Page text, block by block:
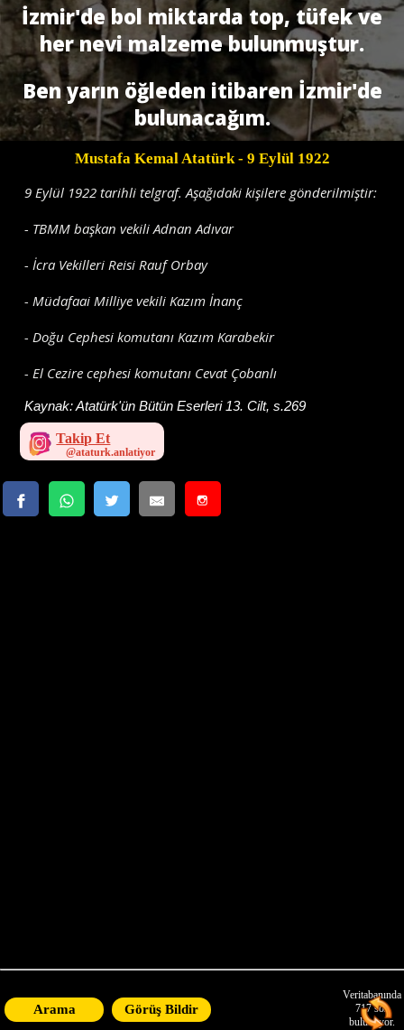
karşılaşacaksınız
İzmir'de bol miktarda top, tüfek ve
her nevi malzeme bulunmuştur.
Ben yarın öğleden itibaren İzmir'de
bulunacağım.
Mustafa Kemal Atatürk- 9 Eylül 1922
9 Eylül 1922 tarihli telgraf. Aşağıdaki kişilere gönderilmiştir:
- TBMM başkan vekili Adnan Adıvar
- İcra Vekilleri Reisi Rauf Orbay
- Müdafaai Milliye vekili Kazım İnanç
- Doğu Cephesi komutanı Kazım Karabekir
- El Cezire cephesi komutanı Cevat Çobanlı
Kaynak:Atatürk'ün Bütün Eserleri 13. Cilt, s.269
Takip Et
Veritabanında
717söz
bulunuyor.
Arama Görüş Bildir